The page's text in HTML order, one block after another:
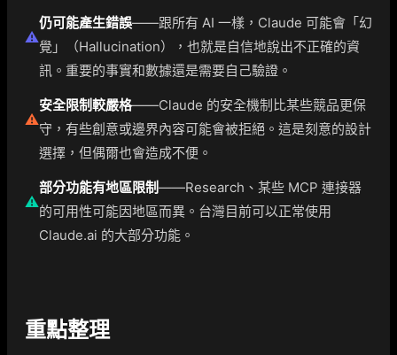
⚠️
仍可能產生錯誤——跟所有 AI 一樣，Claude 可能會「幻
覺」（Hallucination），也就是自信地說出不正確的資
訊。重要的事實和數據還是需要自己驗證。
⚠️
安全限制較嚴格——Claude 的安全機制比某些競品更保
守，有些創意或邊界內容可能會被拒絕。這是刻意的設計
選擇，但偶爾也會造成不便。
⚠️
部分功能有地區限制——Research、某些 MCP 連接器
的可用性可能因地區而異。台灣目前可以正常使用
Claude.ai 的大部分功能。
重點整理